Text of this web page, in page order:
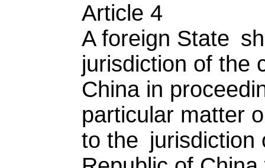
Article 4
A foreign State
jurisdiction of the
China in
particular matter
to the jurisdiction